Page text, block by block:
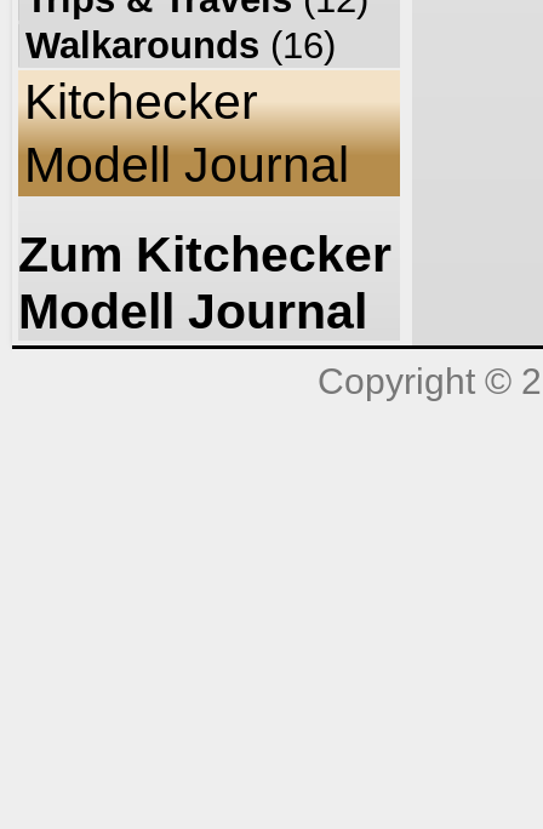
Walkarounds (16)
Kitchecker
Modell Journal
Zum Kitchecker
Modell Journal
Copyright ©